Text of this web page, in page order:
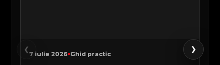
‹ 7 iulie 2026 Ghid practic ›